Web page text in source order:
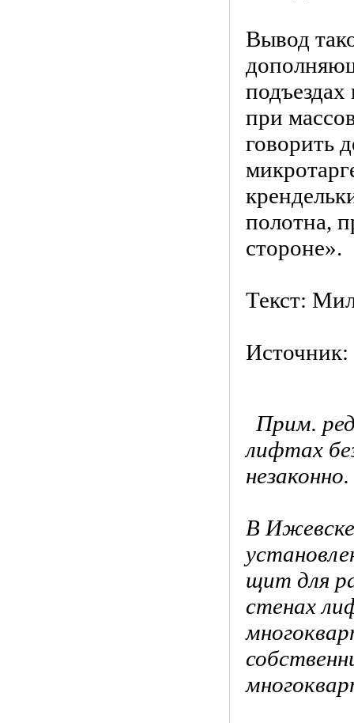
Вывод
подъездах
при
говорить
полотна,
стороне».
Текст:
Источник:
Прим.
лифтах
незаконно.
В Ижевске
щит для
стенах